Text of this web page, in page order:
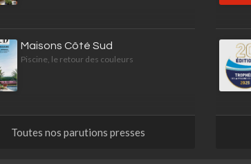
Maisons Côté Sud
Piscine, le retour des couleurs
Toutes nos parutions presses